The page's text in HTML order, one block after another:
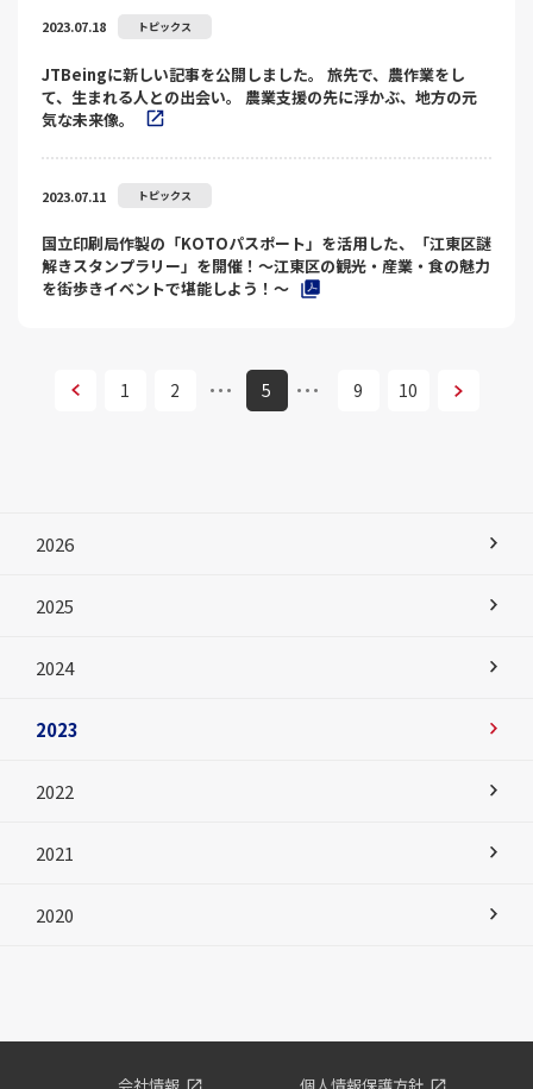
2023.07.18 トピックス
JTBeingに新しい記事を公開しました。 旅先で、農作業をし
て、生まれる人との出会い。 農業支援の先に浮かぶ、地方の元
気な未来像。
2023.07.11 トピックス
国立印刷局作製の「KOTOパスポート」を活用した、「江東区謎
解きスタンプラリー」を開催！～江東区の観光・産業・食の魅力
を街歩きイベントで堪能しよう！～
次へ
1 2 5 9 10
2026
2025
2024
2023
2022
2021
2020
会社情報 個人情報保護方針